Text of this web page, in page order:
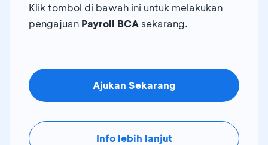
Klik tombol di bawah ini untuk melakukan
pengajuan Payroll BCA sekarang.
Ajukan Sekarang
Info lebih lanjut